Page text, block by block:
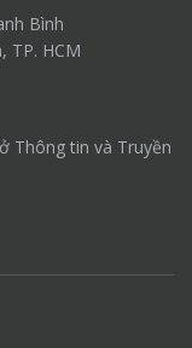
Bình
TP. HCM
Thông tin và Truyền